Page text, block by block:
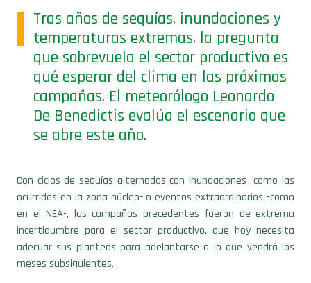
Tras años de sequías, inundaciones y
temperaturas extremas, la pregunta
que sobrevuela el sector productivo es
qué esperar del clima en las próximas
campañas. El meteorólogo Leonardo
De Benedictis evalúa el escenario que
se abre este año.
Con ciclos de sequías alternados con inundaciones -como las
ocurridas en la zona núcleo- o eventos extraordinarios -como
en el NEA-, las campañas precedentes fueron de extrema
incertidumbre para el sector productivo, que hoy necesita
adecuar sus planteos para adelantarse a lo que vendrá los
meses subsiguientes.